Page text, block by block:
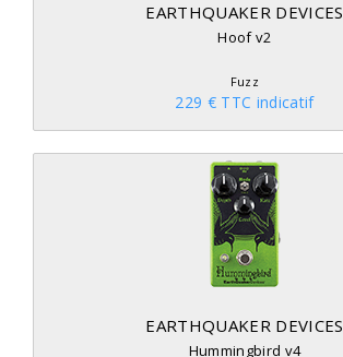
EARTHQUAKER DEVICES
Hoof v2
Fuzz
229 € TTC indicatif
EARTHQUAKER DEVICES
Hummingbird v4